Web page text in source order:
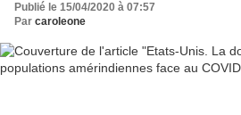
Publié le 15/04/2020 à 07:57
Par caroleone